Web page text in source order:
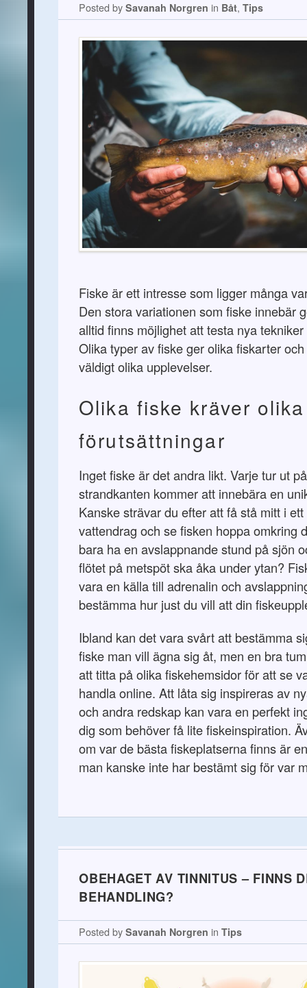
Posted bySavanah Norgren in Båt,Tips
Fiske är ett intresse som ligger många
Den stora variationen som fiske innebär
alltid finns möjlighet att testa nya
Olika typer av fiske ger olika fiskarter
väldigt olika upplevelser.
Olika fiske kräver olika
förutsättningar
Inget fiske är det andra likt. Varje tur ut
strandkanten kommer att innebära en
Kanske strävar du efter att få stå mitt i
vattendrag och se fisken hoppa omkring
bara ha en avslappnande stund på sjön
flötet på metspöt ska åka under ytan?
vara en källa till adrenalin och
bestämma hur just du vill att din
Ibland kan det vara svårt att bestämma
fiske man vill ägna sig åt, men en bra
att titta på olika fiskehemsidor för att se
handla online. Att låta sig inspireras av
och andra redskap kan vara en perfekt
dig som behöver få lite fiskeinspiration.
om var de bästa fiskeplatserna finns är
man kanske inte har bestämt sig för var
OBEHAGET AV TINNITUS – FINNS
BEHANDLING?
Posted bySavanah Norgren inTips